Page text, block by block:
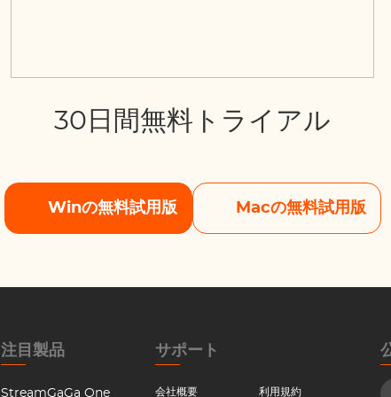
30日間無料トライアル
Winの無料試用版 Macの無料試用版
注目製品
StreamGaGa One
サポート
会社概要 利用規約